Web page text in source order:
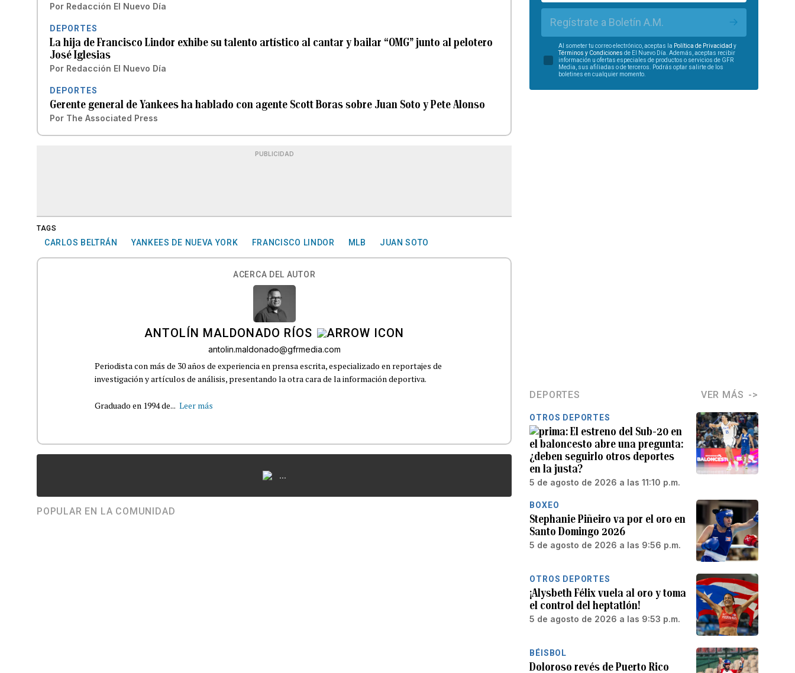
Por Redacción El Nuevo Día
DEPORTES
La hija de Francisco Lindor exhibe su talento artístico al cantar y bailar “OMG” junto al pelotero
José Iglesias
Por Redacción El Nuevo Día
DEPORTES
Gerente general de Yankees ha hablado con agente Scott Boras sobre Juan Soto y Pete Alonso
Por The Associated Press
PUBLICIDAD
TAGS
CARLOS BELTRÁN YANKEES DE NUEVA YORK FRANCISCO LINDOR MLB JUAN SOTO
ACERCA DEL AUTOR
ANTOLÍN MALDONADO RÍOS
antolin.maldonado@gfrmedia.com
Periodista con más de 30 años de experiencia en prensa escrita, especializado en reportajes de
investigación y artículos de análisis, presentando la otra cara de la información deportiva.
Graduado en 1994 de... Leer más
...
POPULAR EN LA COMUNIDAD
Regístrate a Boletín A.M.
Al someter tu correo electrónico, aceptas la Política de Privacidad y
Términos y Condiciones de El Nuevo Día. Además, aceptas recibir
información u ofertas especiales de productos o servicios de GFR
Media, sus afiliadas o de terceros. Podrás optar salirte de los
boletines en cualquier momento.
DEPORTES VER MÁS
OTROS DEPORTES
El estreno del Sub-20 en
el baloncesto abre una pregunta:
¿deben seguirlo otros deportes
en la justa?
5 de agosto de 2026 a las 11:10 p.m.
BOXEO
Stephanie Piñeiro va por el oro en
Santo Domingo 2026
5 de agosto de 2026 a las 9:56 p.m.
OTROS DEPORTES
¡Alysbeth Félix vuela al oro y toma
el control del heptatlón!
5 de agosto de 2026 a las 9:53 p.m.
BÉISBOL
Doloroso revés de Puerto Rico